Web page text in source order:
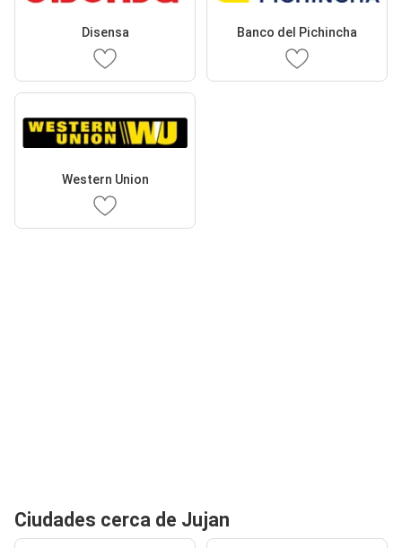
Disensa Banco del Pichincha
Western Union
Ciudades cerca de Jujan